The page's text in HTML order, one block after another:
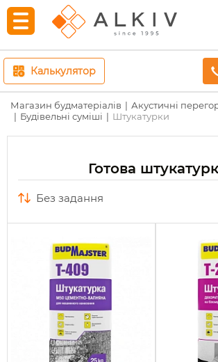
Калькулятор
Магазин будматеріалів
Акустичні
Будівельні суміші
Штукатурки
Готова
без задання